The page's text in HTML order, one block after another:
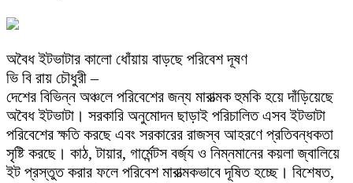
অবৈধ ইটভাটার কালো ধোঁয়ায় বাড়ছে পরিবেশ দূষণ
ভি বি রায় চৌধুরী –
দেশের বিভিন্ন অঞ্চলে পরিবেশের জন্য মারাত্মক হুমকি হয়ে দাঁড়িয়েছে
অবৈধ ইটভাটা। সরকারি অনুমোদন ছাড়াই পরিচালিত এসব ইটভাটা
পরিবেশের ক্ষতি করছে এবং সরকারের রাজস্ব আহরণে প্রতিবন্ধকতা
সৃষ্টি করছে। কাঠ, টায়ার, গার্মেন্টস বর্জ্য ও নিম্নমানের কয়লা জ্বালিয়ে
ইট প্রস্তুত করার ফলে পরিবেশ মারাত্মকভাবে দূষিত হচ্ছে। বিশেষত,